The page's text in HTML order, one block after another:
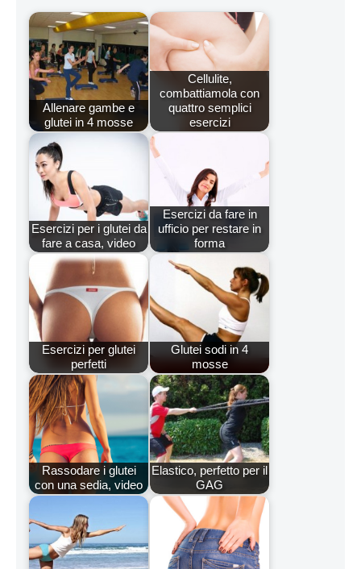
Allenare gambe e
glutei in 4 mosse
Cellulite,
combattiamola con
quattro semplici
esercizi
Esercizi per i glutei da
fare a casa, video
Esercizi da fare in
ufficio per restare in
forma
Esercizi per glutei
perfetti
Glutei sodi in 4
mosse
Rassodare i glutei
con una sedia, video
Elastico, perfetto per il
GAG